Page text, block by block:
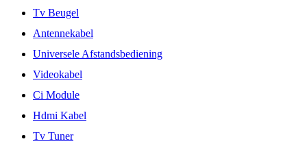
Tv Beugel
Antennekabel
Universele Afstandsbediening
Videokabel
Ci Module
Hdmi Kabel
Tv Tuner